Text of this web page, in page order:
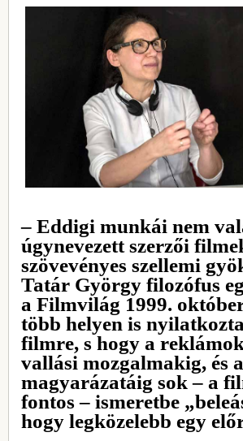
– Eddigi munkái nem
úgynevezett szerzői
szövevényes szellemi
Tatár György filozófus
a Filmvilág 1999.
több helyen is
filmre, s hogy a
vallási mozgalmakig, és
magyarázatáig sok – a
fontos – ismeretbe
hogy legközelebb egy